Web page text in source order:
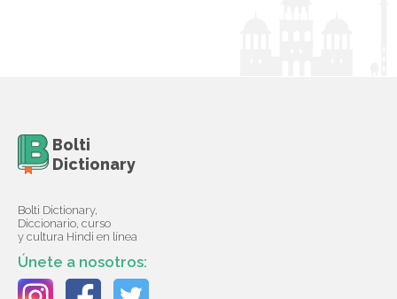
Bolti
Dictionary
Bolti Dictionary,
Diccionario, curso
y cultura Hindi en línea
Únete a nosotros: